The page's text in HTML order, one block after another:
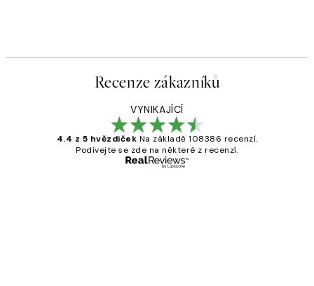
Recenze zákazníků
VYNIKAJÍCÍ
4.4 z 5 hvězdiček Na základě 108386 recenzí.
Podívejte se zde na některé z recenzí.